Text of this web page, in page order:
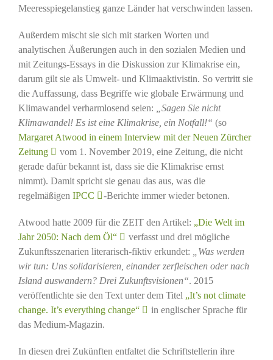
Meeresspiegelanstieg ganze Länder hat verschwinden lassen.
Außerdem mischt sie sich mit starken Worten und
analytischen Äußerungen auch in den sozialen Medien und
mit Zeitungs-Essays in die Diskussion zur Klimakrise ein,
darum gilt sie als Umwelt- und Klimaaktivistin. So vertritt sie
die Auffassung, dass Begriffe wie globale Erwärmung und
Klimawandel verharmlosend seien:
„Sagen Sie nicht
Klimawandel! Es ist eine Klimakrise, ein Notfall!“ (so
Margaret Atwood in einem Interview mit der Neuen Zürcher
Zeitung
vom 1. November 2019, eine Zeitung, die nicht
gerade dafür bekannt ist, dass sie die Klimakrise ernst
nimmt). Damit spricht sie genau das aus, was die
regelmäßigen IPCC -Berichte immer wieder betonen.
Atwood hatte 2009 für die ZEIT den Artikel: „Die Welt im
Jahr 2050: Nach dem Öl“
verfasst und drei mögliche
Zukunftsszenarien literarisch-fiktiv erkundet:
„Was werden
wir tun: Uns solidarisieren, einander zerfleischen oder nach
Island auswandern? Drei Zukunftsvisionen“. 2015
veröffentlichte sie den Text unter dem Titel „It’s not climate
change. It’s everything change“
in englischer Sprache für
das Medium-Magazin.
In diesen drei Zukünften entfaltet die Schriftstellerin ihre